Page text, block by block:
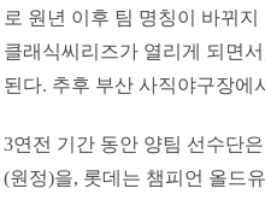
로 원년 이후 팀 명칭이 바뀌
클래식씨리즈가 열리게 되면
된다. 추후 부산 사직야구장에
3연전 기간 동안 양팀 선수단
(원정)을, 롯데는 챔피언 올드